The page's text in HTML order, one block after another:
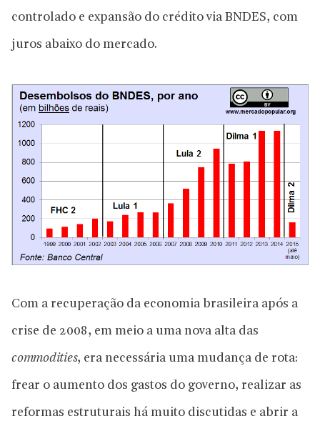
controlado e expansão do crédito via BNDES, com
juros abaixo do mercado.
Com a recuperação da economia brasileira após a
crise de 2008, em meio a uma nova alta das
commodities, era necessária uma mudança de rota:
frear o aumento dos gastos do governo, realizar as
reformas estruturais há muito discutidas e abrir a